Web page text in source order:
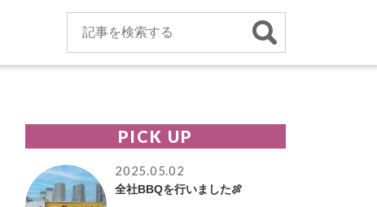
PICK UP
2025.05.02
全社BBQを行いました🍖